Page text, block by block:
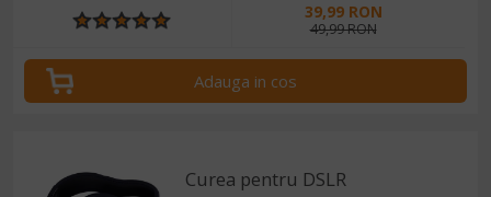
39,99 RON
49,99 RON
Adauga in cos
Curea pentru DSLR